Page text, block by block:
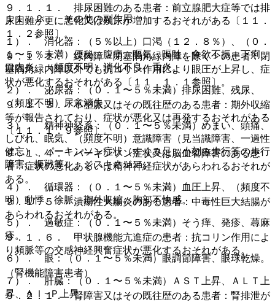
９．１．１． 排尿困難のある患者：前立腺肥大症等では排
尿困難が更に悪化又は残尿が増加するおそれがある〔１１．
１．２参照〕。
９．１．２． 緑内障＜閉塞隅角緑内障を除く＞の患者：閉
塞隅角緑内障以外でも抗コリン作用により眼圧が上昇し、症
状が悪化するおそれがある〔１１．１．１参照〕。
９．１．３． 不整脈又はその既往歴のある患者：期外収縮
等が報告されており、症状が悪化又は再発するおそれがある
〔１１．１．９参照〕。
９．１．４． パーキンソン症状又は脳血管障害のある患
者：症状の悪化あるいは精神神経症状があらわれるおそれが
ある。
９．１．５． 潰瘍性大腸炎のある患者：中毒性巨大結腸が
あらわれるおそれがある。
９．１．６． 甲状腺機能亢進症の患者：抗コリン作用によ
り頻脈等の交感神経興奮症状が悪化するおそれがある。
（腎機能障害患者）
９．２．１． 腎障害又はその既往歴のある患者：腎排泄が
１１．２． その他の副作用
１）． 消化器：（５％以上）口渇（１２．８％）、（０．
１〜５％未満）便秘、腹痛、嘔気・嘔吐、食欲不振、下痢、
口内炎、（頻度不明）消化不良、舌炎。
２）． 泌尿器：（０．１〜５％未満）排尿困難、残尿、
（頻度不明）尿意消失。
３）． 精神神経系：（０．１〜５％未満）めまい、頭痛、
しびれ、眠気、（頻度不明）意識障害（見当識障害、一過性
健忘）、パーキンソン症状（すくみ足、小刻み歩行等の歩行
障害、振戦等）、ジスキネジア。
４）． 循環器：（０．１〜５％未満）血圧上昇、（頻度不
明）動悸、徐脈、期外収縮、胸部不快感。
５）． 過敏症：（０．１〜５％未満）そう痒、発疹、蕁麻
疹。
６）． 眼：（０．１〜５％未満）眼調節障害、眼球乾燥。
７）． 肝臓：（０．１〜５％未満）ＡＳＴ上昇、ＡＬＴ上
昇、Ａｌ−Ｐ上昇。